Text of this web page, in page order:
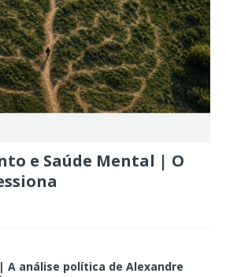
e Saúde Mental | O
A análise política de Alexandre